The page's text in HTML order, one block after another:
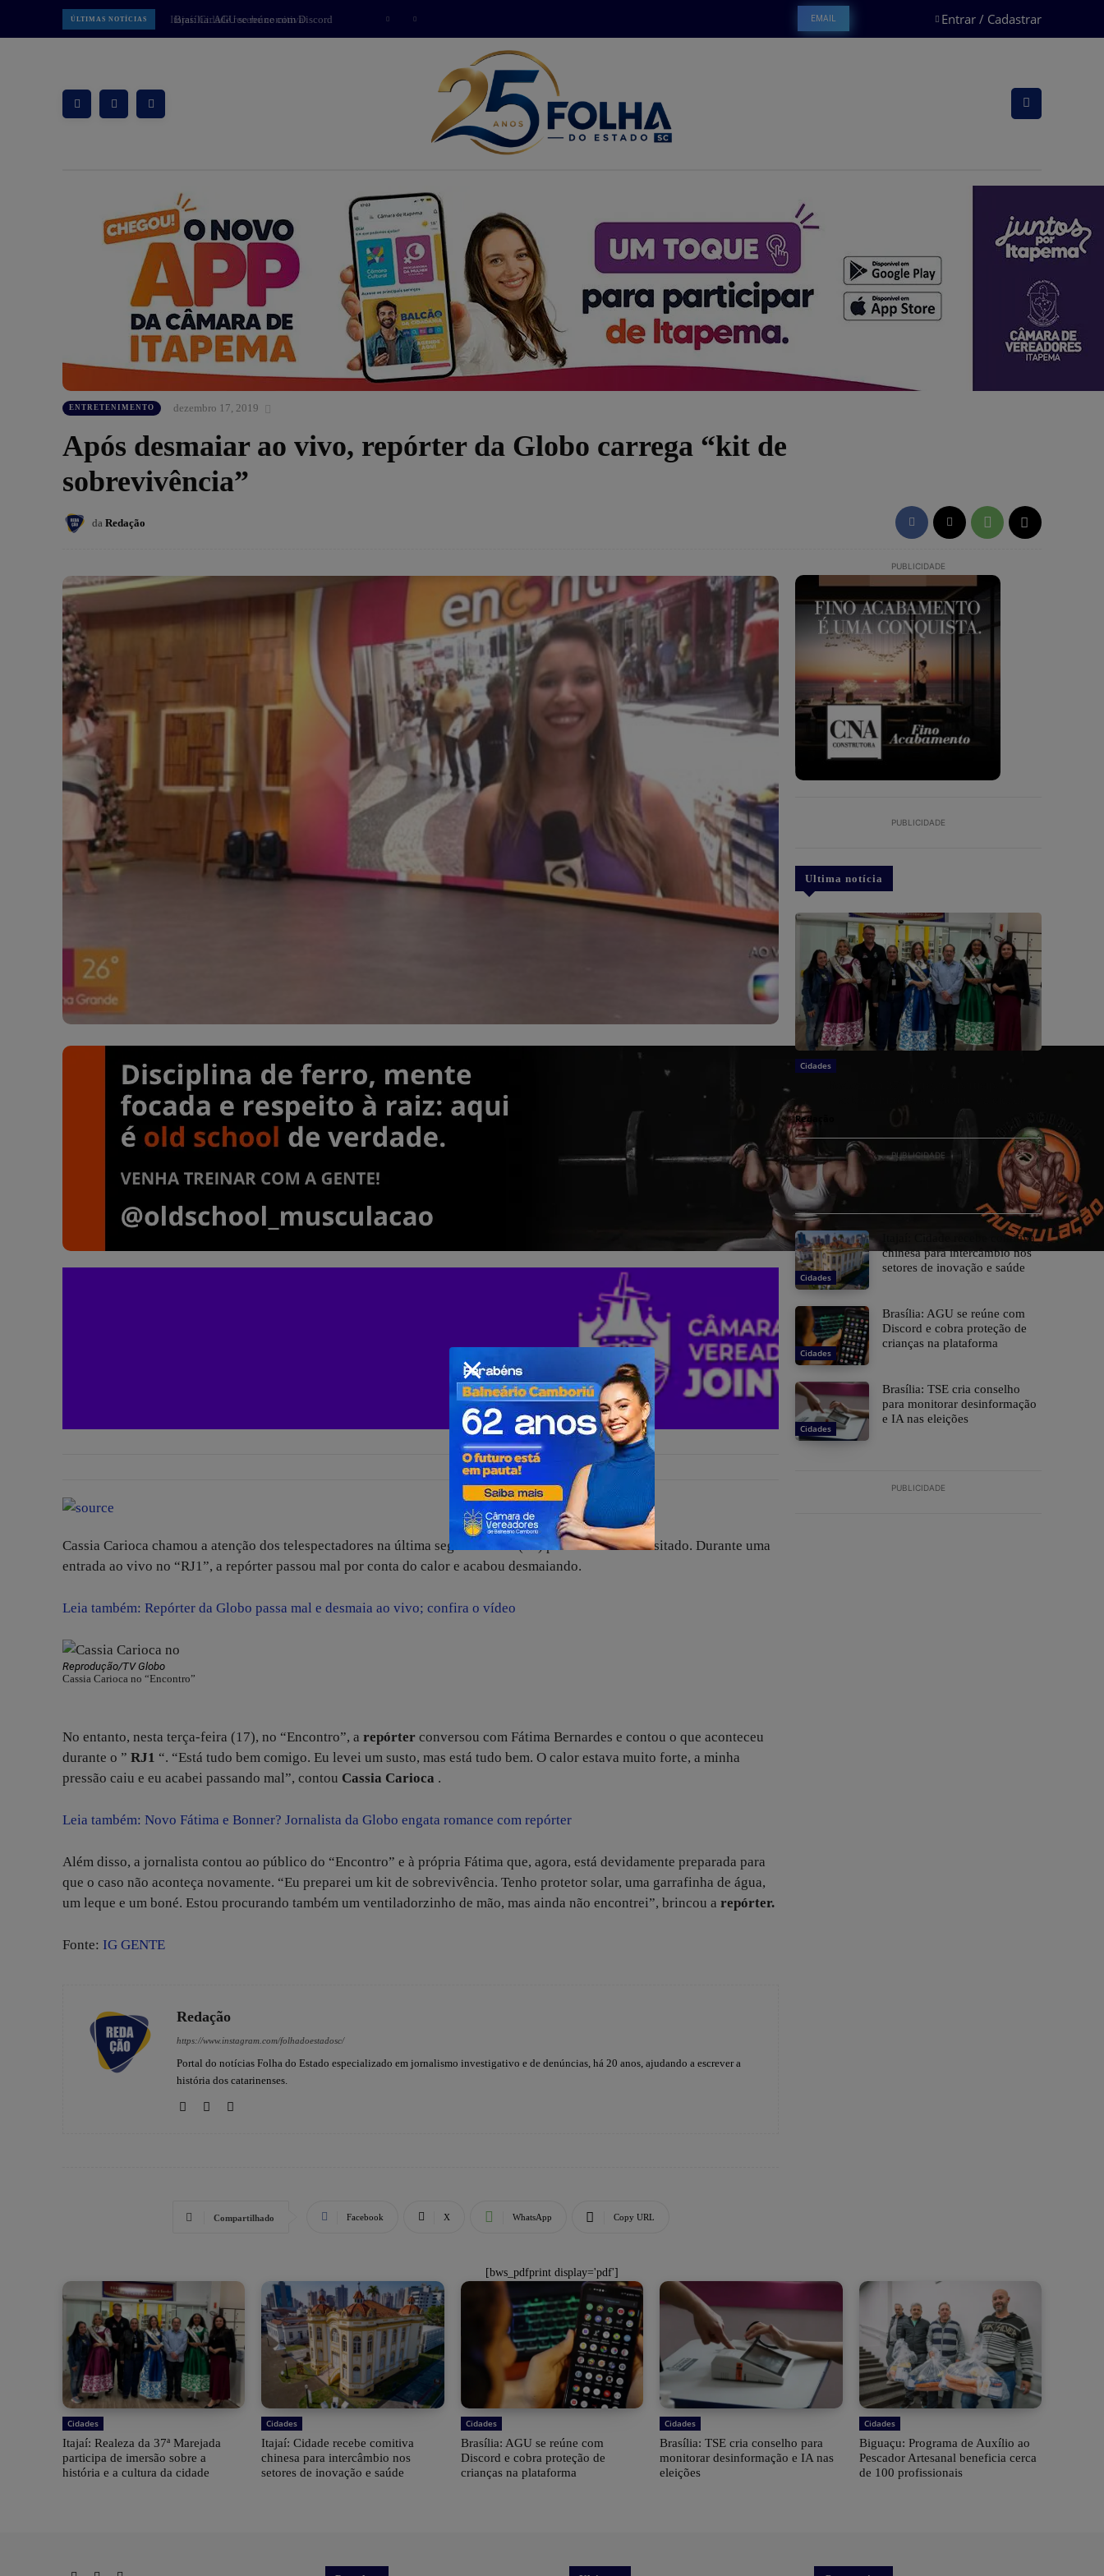
ÚLTIMAS NOTÍCIAS
Brasília: AGU se reúne com Discord
e cobra proteção de crianças na
EMAIL Entrar / Cadastrar
ENTRETENIMENTO dezembro 17, 2019
Após desmaiar ao vivo, repórter da Globo carrega “kit de
sobrevivência”
da Redação
Cassia Carioca chamou a atenção dos telespectadores na última segunda-feira (16) por um motivo inusitado. Durante uma
entrada ao vivo no “RJ1”, a repórter passou mal por conta do calor e acabou desmaiando.
Leia também: Repórter da Globo passa mal e desmaia ao vivo; confira o vídeo
Reprodução/TV Globo
Cassia Carioca no “Encontro”
No entanto, nesta terça-feira (17), no “Encontro”, a repórter conversou com Fátima Bernardes e contou o que aconteceu
durante o ” RJ1 “. “Está tudo bem comigo. Eu levei um susto, mas está tudo bem. O calor estava muito forte, a minha
pressão caiu e eu acabei passando mal”, contou Cassia Carioca .
Leia também: Novo Fátima e Bonner? Jornalista da Globo engata romance com repórter
Além disso, a jornalista contou ao público do “Encontro” e à própria Fátima que, agora, está devidamente preparada para
que o caso não aconteça novamente. “Eu preparei um kit de sobrevivência. Tenho protetor solar, uma garrafinha de água,
um leque e um boné. Estou procurando também um ventiladorzinho de mão, mas ainda não encontrei”, brincou a repórter.
Fonte: IG GENTE
Redação
https://www.instagram.com/folhadoestadosc/
Portal do notícias Folha do Estado especializado em jornalismo investigativo e de denúncias, há 20 anos, ajudando a escrever a
história dos catarinenses.
Compartilhado Facebook X WhatsApp Copy URL
PUBLICIDADE
PUBLICIDADE
Ultima notícia
Cidades
Redação
PUBLICIDADE
Cidades
Itajaí: Cidade recebe comitiva
chinesa para intercâmbio nos
setores de inovação e saúde
Cidades
Brasília: AGU se reúne com
Discord e cobra proteção de
crianças na plataforma
Cidades
Brasília: TSE cria conselho
para monitorar desinformação
e IA nas eleições
PUBLICIDADE
[bws_pdfprint display='pdf']
Cidades
Itajaí: Realeza da 37ª Marejada
participa de imersão sobre a
história e a cultura da cidade
Cidades
Itajaí: Cidade recebe comitiva
chinesa para intercâmbio nos
setores de inovação e saúde
Cidades
Brasília: AGU se reúne com
Discord e cobra proteção de
crianças na plataforma
Cidades
Brasília: TSE cria conselho para
monitorar desinformação e IA nas
eleições
Cidades
Biguaçu: Programa de Auxílio ao
Pescador Artesanal beneficia cerca
de 100 profissionais